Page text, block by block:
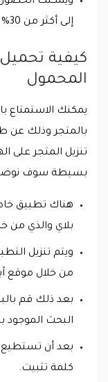
إلى أكثر من 30% وذلك عند استعمالك كود خصم ارواء.
كيفية
المحمول
يمكنك الاستمتاع
بالمتجر وذلك عن
تنزيل المتجر على
بسيطة سوف
هناك تطبيق
بلاي والذي من
ويتم تنزيل
من خلال موقع
بعد ذلك قم
البحث الموجود
بعد أن تستطيع
كلمة تثبيت.